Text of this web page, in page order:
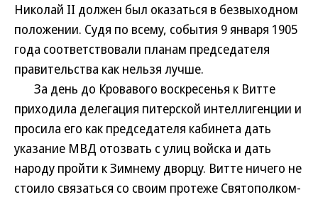
Николай II должен был оказаться в безвыходном
положении. Судя по всему, события 9 января 1905
года соответствовали планам председателя
правительства как нельзя лучше.
За день до Кровавого воскресенья к Витте
приходила делегация питерской интеллигенции и
просила его как председателя кабинета дать
указание МВД отозвать с улиц войска и дать
народу пройти к Зимнему дворцу. Витте ничего не
стоило связаться со своим протеже Святополком-